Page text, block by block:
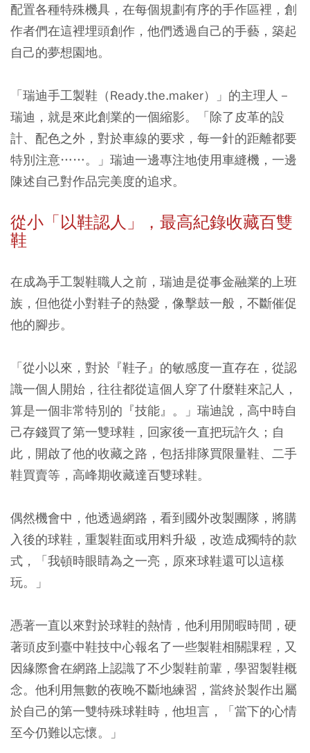
配置各種特殊機具，在每個規劃有序的手作區裡，創
作者們在這裡埋頭創作，他們透過自己的手藝，築起
自己的夢想園地。
「瑞迪手工製鞋（Ready.the.maker）」的主理人－
瑞迪，就是來此創業的一個縮影。「除了皮革的設
計、配色之外，對於車線的要求，每一針的距離都要
特別注意……。」瑞迪一邊專注地使用車縫機，一邊
陳述自己對作品完美度的追求。
從小「以鞋認人」，最高紀錄收藏百雙
鞋
在成為手工製鞋職人之前，瑞迪是從事金融業的上班
族，但他從小對鞋子的熱愛，像擊鼓一般，不斷催促
他的腳步。
「從小以來，對於『鞋子』的敏感度一直存在，從認
識一個人開始，往往都從這個人穿了什麼鞋來記人，
算是一個非常特別的『技能』。」瑞迪說，高中時自
己存錢買了第一雙球鞋，回家後一直把玩許久；自
此，開啟了他的收藏之路，包括排隊買限量鞋、二手
鞋買賣等，高峰期收藏達百雙球鞋。
偶然機會中，他透過網路，看到國外改製團隊，將購
入後的球鞋，重製鞋面或用料升級，改造成獨特的款
式，「我頓時眼睛為之一亮，原來球鞋還可以這樣
玩。」
憑著一直以來對於球鞋的熱情，他利用閒暇時間，硬
著頭皮到臺中鞋技中心報名了一些製鞋相關課程，又
因緣際會在網路上認識了不少製鞋前輩，學習製鞋概
念。他利用無數的夜晚不斷地練習，當終於製作出屬
於自己的第一雙特殊球鞋時，他坦言，「當下的心情
至今仍難以忘懷。」